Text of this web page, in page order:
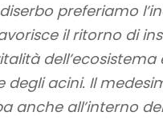
preferiamo
il ritorno di
dell’ecosistema
degli acini. Il
anche all’interno